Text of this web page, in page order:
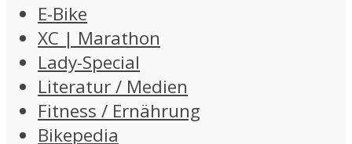
E-Bike
XC | Marathon
Lady-Special
Literatur / Medien
Fitness / Ernährung
Bikepedia